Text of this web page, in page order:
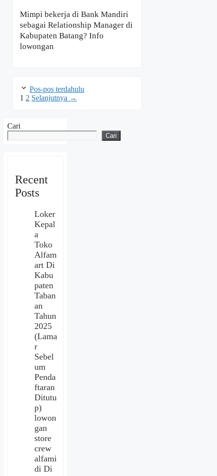
Mimpi bekerja di Bank Mandiri
sebagai Relationship Manager di
Kabupaten Batang? Info
lowongan
Pos-pos terdahulu
Halaman
1 Halaman
2 Selanjutnya →
Cari
Cari
Recent
Posts
Loker
Kepal
a
Toko
Alfam
art Di
Kabu
paten
Taban
an
Tahun
2025
(Lama
r
Sebel
um
Penda
ftaran
Ditutu
p)
lowon
gan
store
crew
alfami
di Di